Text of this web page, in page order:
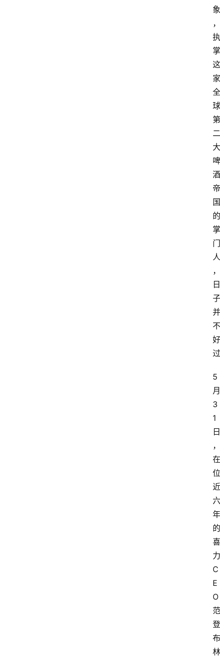
象
，
执
掌
这
家
全
球
第
二
大
啤
酒
帝
国
的
掌
门
人
，
日
子
并
不
好
过
5
月
3
1
日
，
在
位
近
六
年
的
喜
力
C
E
O
范
登
布
林